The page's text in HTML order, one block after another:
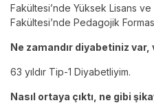
Fakültesi’nde Yüksek Lisans
Fakültesi’nde Pedagojik
Ne zamandır diyabetiniz
63 yıldır Tip-1 Diyabetliyim.
Nasıl ortaya çıktı, ne gibi